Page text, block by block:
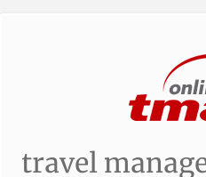
travel